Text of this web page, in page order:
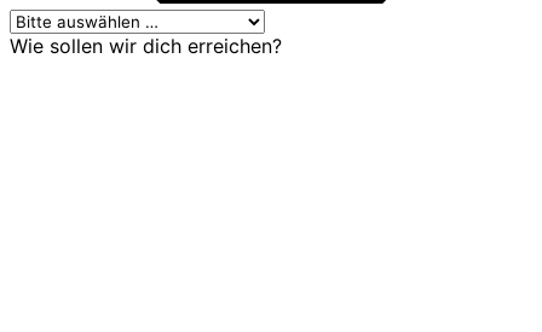
Wie sollen wir dich erreichen?